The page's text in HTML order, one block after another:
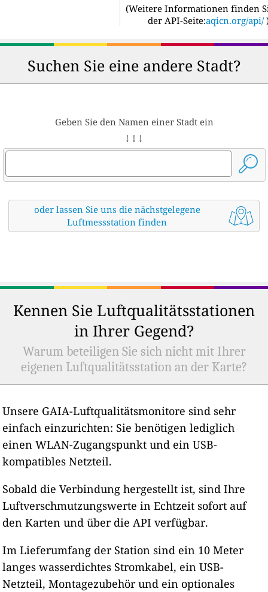
(Weitere Informationen finden
der API-Seite:aqicn.org/api/
Suchen Sie eine andere Stadt?
Geben Sie den Namen einer Stadt ein
↓ ↓ ↓
oder lassen Sie uns die nächstgelegene
Luftmessstation finden
Kennen Sie Luftqualitätsstationen
in Ihrer Gegend?
Warum beteiligen Sie sich nicht mit Ihrer
eigenen Luftqualitätsstation an der Karte?
Unsere GAIA-Luftqualitätsmonitore sind sehr
einfach einzurichten: Sie benötigen lediglich
einen WLAN-Zugangspunkt und ein USB-
kompatibles Netzteil.
Sobald die Verbindung hergestellt ist, sind Ihre
Luftverschmutzungswerte in Echtzeit sofort auf
den Karten und über die API verfügbar.
Im Lieferumfang der Station sind ein 10 Meter
langes wasserdichtes Stromkabel, ein USB-
Netzteil, Montagezubehör und ein optionales